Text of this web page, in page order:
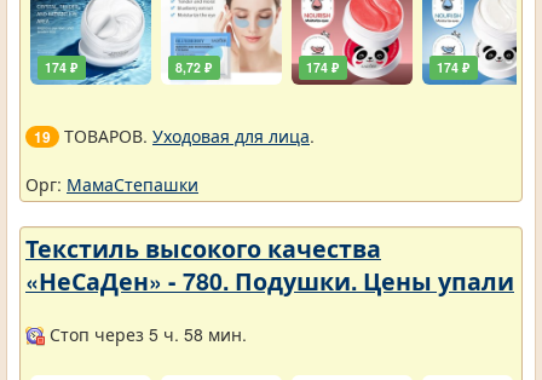
174 ₽ 8,72 ₽ 174 ₽ 174 ₽
19 ТОВАРОВ. Уходовая для лица.
Орг: МамаСтепашки
Текстиль высокого качества
«НеСаДен» - 780. Подушки. Цены упали
Стоп через 5 ч. 58 мин.